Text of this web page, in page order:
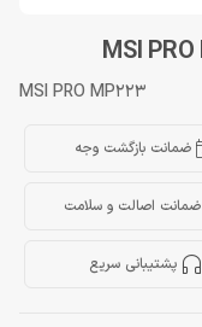
MSI PRO MP223
ضمانت بازگشت وجه
ضمانت اصالت و سلامت
پشتیبانی سریع